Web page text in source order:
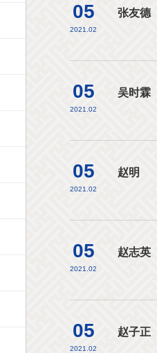
05
2021.02
张友德
05
2021.02
吴时霖
05
2021.02
赵明
05
2021.02
赵志英
05
2021.02
赵子正